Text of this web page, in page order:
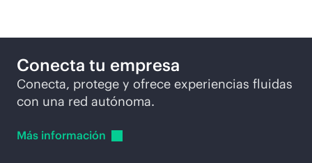
Conecta tu empresa
Conecta, protege y ofrece experiencias fluidas
con una red autónoma.
Más información